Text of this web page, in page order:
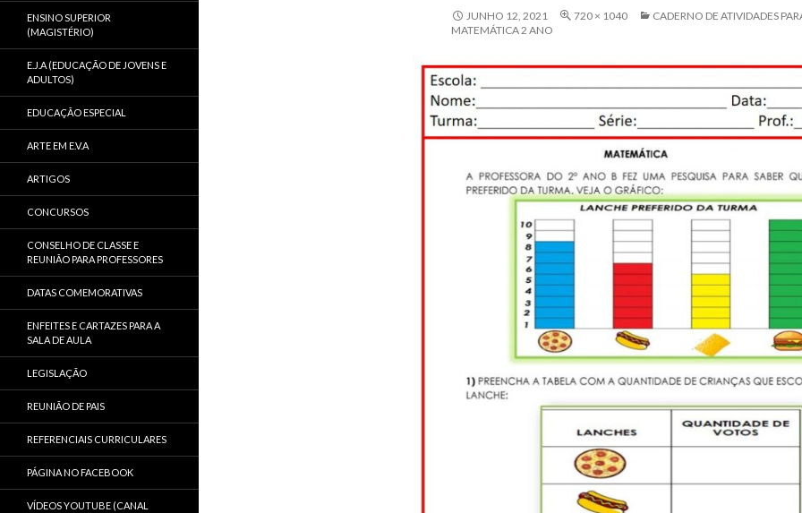
JUNHO 12, 2021 720 × 1040
CADERNO DE ATIVIDADES
MATEMÁTICA 2 ANO
ENSINO SUPERIOR
(MAGISTÉRIO)
E.J.A (EDUCAÇÃO DE JOVENS E
ADULTOS)
EDUCAÇÃO ESPECIAL
ARTE EM E.V.A
ARTIGOS
CONCURSOS
CONSELHO DE CLASSE E
REUNIÃO PARA PROFESSORES
DATAS COMEMORATIVAS
ENFEITES E CARTAZES PARA A
SALA DE AULA
LEGISLAÇÃO
REUNIÃO DE PAIS
REFERENCIAIS CURRICULARES
PÁGINA NO FACEBOOK
VÍDEOS YOUTUBE (CANAL